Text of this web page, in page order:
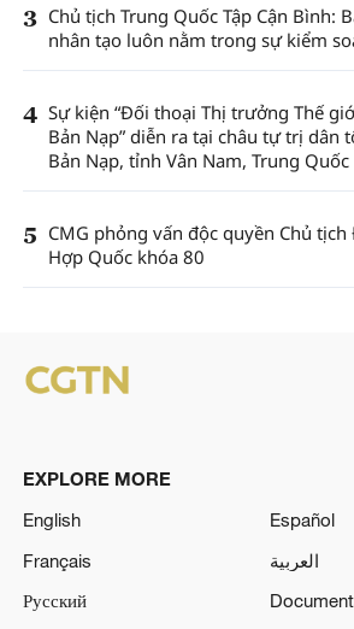
3 Chủ tịch Trung Quốc Tập Cận Bình:
nhân tạo luôn nằm trong sự kiểm
4 Sự kiện “Đối thoại Thị trưởng Thế
Bản Nạp” diễn ra tại châu tự trị dân
Bản Nạp, tỉnh Vân Nam, Trung Quốc
5 CMG phỏng vấn độc quyền Chủ
Hợp Quốc khóa 80
EXPLORE MORE
English
Español
Français
العربية
Русский